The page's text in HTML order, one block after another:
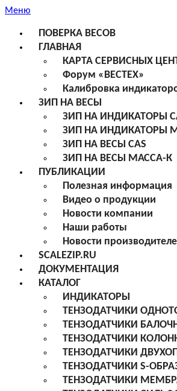
Меню
ПОВЕРКА ВЕСОВ
ГЛАВНАЯ
КАРТА СЕРВИСНЫХ
Форум «ВЕСТЕХ»
Калибровка
ЗИП НА ВЕСЫ
ЗИП НА ИНДИКАТОРЫ
ЗИП НА ИНДИКАТОРЫ
ЗИП НА ВЕСЫ CAS
ЗИП НА ВЕСЫ МАССА-К
ПУБЛИКАЦИИ
Полезная информация
Видео о продукции
Новости компании
Наши работы
Новости
SCALEZIP.RU
ДОКУМЕНТАЦИЯ
КАТАЛОГ
ИНДИКАТОРЫ
ТЕНЗОДАТЧИКИ
ТЕНЗОДАТЧИКИ
ТЕНЗОДАТЧИКИ
ТЕНЗОДАТЧИКИ
ТЕНЗОДАТЧИКИ S-
ТЕНЗОДАТЧИКИ